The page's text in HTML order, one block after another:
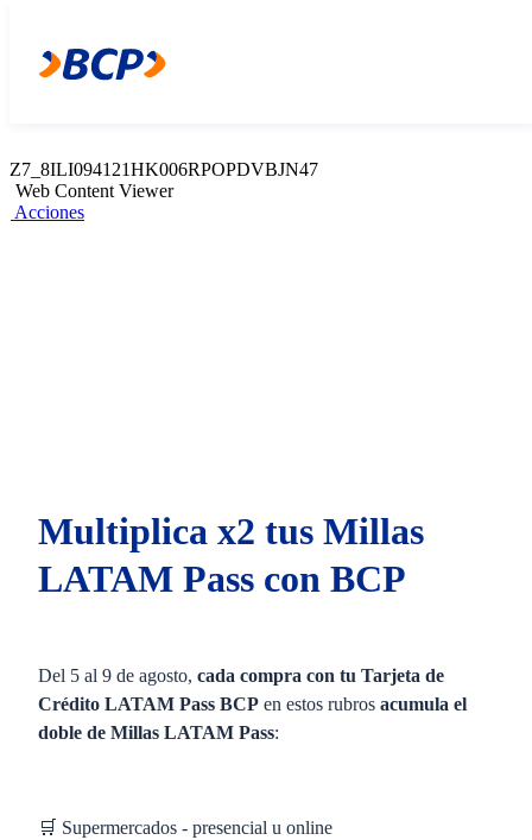
Acciones
Z7_8ILI094121HK006RPOPDVBJN47
Web Content Viewer
Acciones
Multiplica x2 tus Millas
LATAM Pass con BCP
Del 5 al 9 de agosto, cada compra con tu Tarjeta de
Crédito LATAM Pass BCP en estos rubros acumula el
doble de Millas LATAM Pass:
🛒 Supermercados - presencial u online